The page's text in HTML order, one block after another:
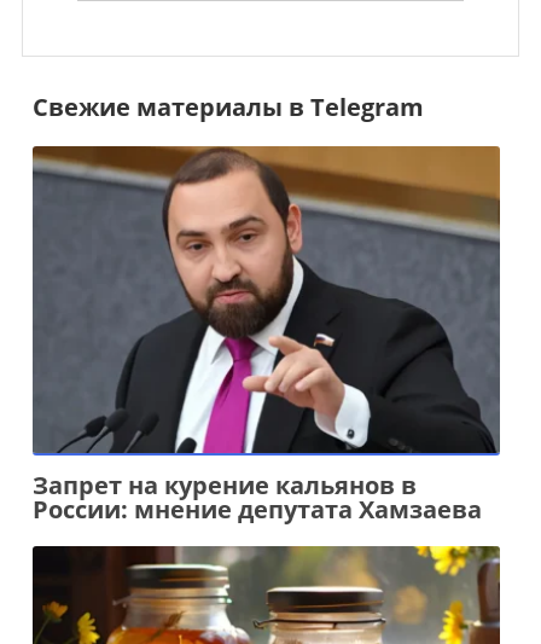
Свежие материалы в Telegram
Запрет на курение кальянов в
России: мнение депутата Хамзаева